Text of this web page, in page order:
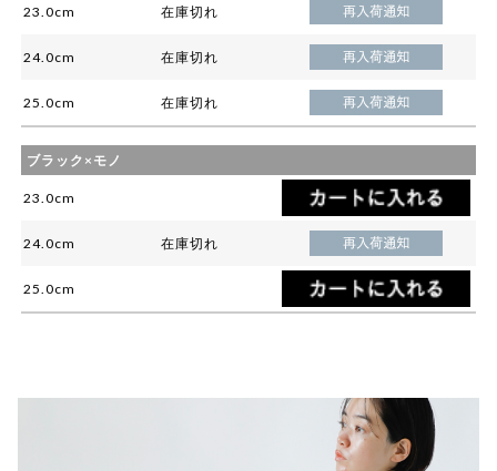
23.0cm 在庫切れ
24.0cm 在庫切れ
25.0cm 在庫切れ
ブラック×モノ
23.0cm
24.0cm 在庫切れ
25.0cm